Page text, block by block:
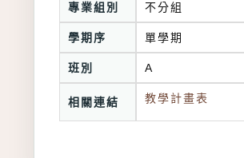
專業組別 不分組
學期序 單學期
班別 A
相關連結 教學計畫表